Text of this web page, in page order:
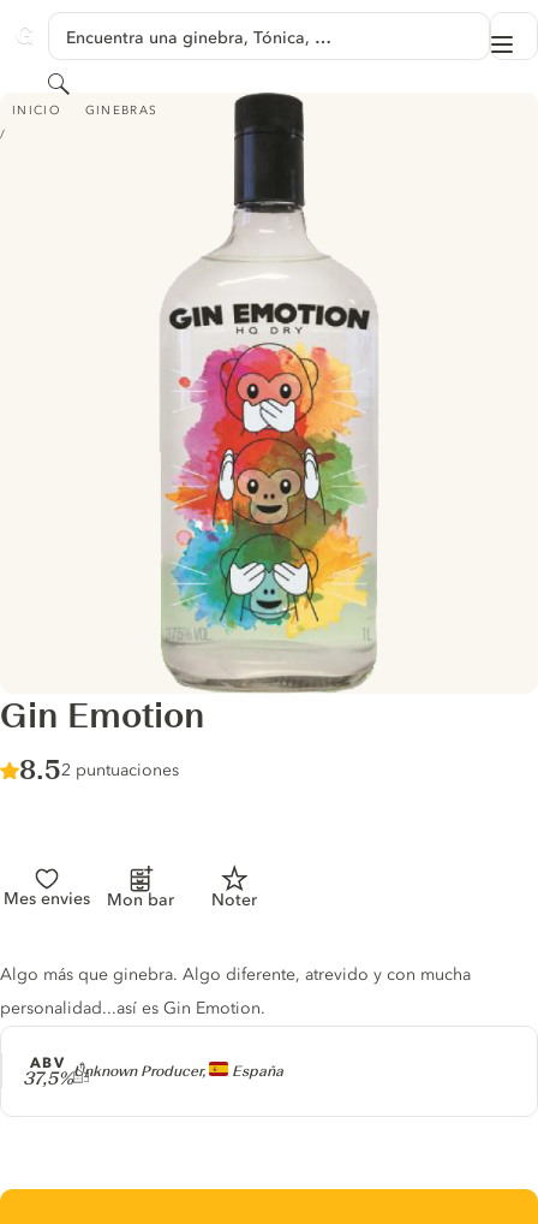
GINVENTORY
Encuentra una ginebra, Tónica, …
Buscar
INICIO GINEBRAS
GIN EMOTION
Gin Emotion
Score :
8.5/ 10
2 puntuaciones
Mes envies Mon bar Noter
Producer
Unknown Producer, España
ABV
37,5%
Gin description
Algo más que ginebra. Algo diferente, atrevido y con mucha
personalidad...así es Gin Emotion.